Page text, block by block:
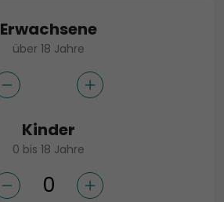
Erwachsene
über 18 Jahre
Kinder
0 bis 18 Jahre